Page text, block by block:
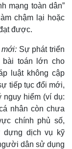
mạng toàn dân”
chậm lại hoặc
được.
Sự phát triển
bài toán lớn cho
luật không cập
tiếp tục đổi mới,
nguy hiểm (ví dụ:
nhân còn chưa
chính phủ số,
dựng dịch vụ kỹ
dân sử dụng